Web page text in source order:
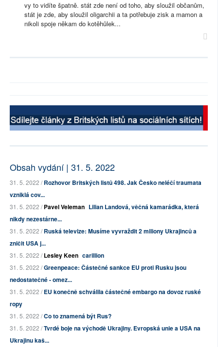
vy to vidíte špatně. stát zde není od toho, aby sloužil občanům,
stát je zde, aby sloužil oligarchii a ta potřebuje zisk a mamon a
nikoli spoje někam do kotěhůlek...
Obsah vydání | 31. 5. 2022
31. 5. 2022 /Rozhovor Britských listů 498. Jak Česko neléčí traumata
vzniklá cov...
31. 5. 2022 /Pavel Veleman Lilian Landová, věčná kamarádka, která
nikdy nezestárne...
31. 5. 2022 /Ruská televize: Musíme vyvraždit 2 miliony Ukrajinců a
zničit USA j...
31. 5. 2022 /Lesley Keen carillion
31. 5. 2022 /Greenpeace: Částečné sankce EU proti Rusku jsou
nedostatečné - omez...
31. 5. 2022 /EU konečně schválila částečné embargo na dovoz ruské
ropy
31. 5. 2022 /Co to znamená být Rus?
31. 5. 2022 /Tvrdé boje na východě Ukrajiny. Evropská unie a USA na
Ukrajinu kaš...